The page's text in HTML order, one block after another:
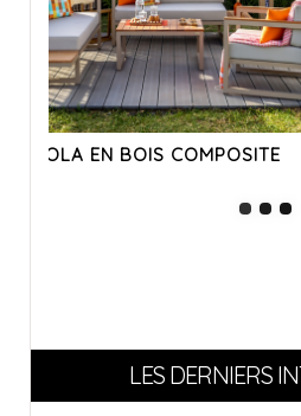
PERGOLA EN BOIS
LES DERNIERS